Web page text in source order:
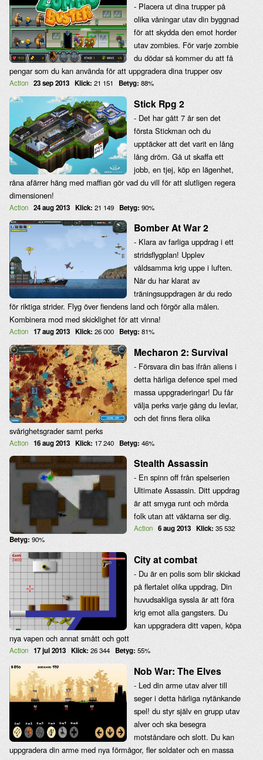
- Placera ut dina trupper på
olika våningar utav din byggnad
för att skydda den emot horder
utav zombies. För varje zombie
du dödar så kommer du att få
pengar som du kan använda för att uppgradera dina trupper osv
Action 23 sep 2013 Klick: 21 151 Betyg: 88%
Stick Rpg 2
- Det har gått 7 år sen det
första Stickman och du
upptäcker att det varit en lång
lång dröm. Gå ut skaffa ett
jobb, en tjej, köp en lägenhet,
råna afärrer häng med maffian gör vad du vill för att slutligen regera
dimensionen!
Action 24 aug 2013 Klick: 21 149 Betyg: 90%
Bomber At War 2
- Klara av farliga uppdrag i ett
stridsflygplan! Upplev
våldsamma krig uppe i luften.
När du har klarat av
träningsuppdragen är du redo
för riktiga strider. Flyg över fiendens land och förgör alla målen.
Kombinera mod med skicklighet för att vinna!
Action 17 aug 2013 Klick: 26 000 Betyg: 81%
Mecharon 2: Survival
- Försvara din bas ifrån aliens i
detta härliga defence spel med
massa uppgraderingar! Du får
välja perks varje gång du levlar,
och det finns flera olika
svårighetsgrader samt perks
Action 16 aug 2013 Klick: 17 240 Betyg: 46%
Stealth Assassin
- En spinn off från spelserien
Ultimate Assassin. Ditt uppdrag
är att smyga runt och mörda
folk utan att väktarna ser dig.
Action 6 aug 2013 Klick: 35 532
Betyg: 90%
City at combat
- Du är en polis som blir skickad
på flertalet olika uppdrag, Din
huvudsakliga syssla är att föra
krig emot alla gangsters. Du
kan uppgradera ditt vapen, köpa
nya vapen och annat smått och gott
Action 17 jul 2013 Klick: 26 344 Betyg: 55%
Nob War: The Elves
- Led din arme utav alver till
seger i detta härliga nytänkande
spel! du styr själv en grupp utav
alver och ska besegra
motståndare och slott. Du kan
uppgradera din arme med nya förmågor, fler soldater och en massa